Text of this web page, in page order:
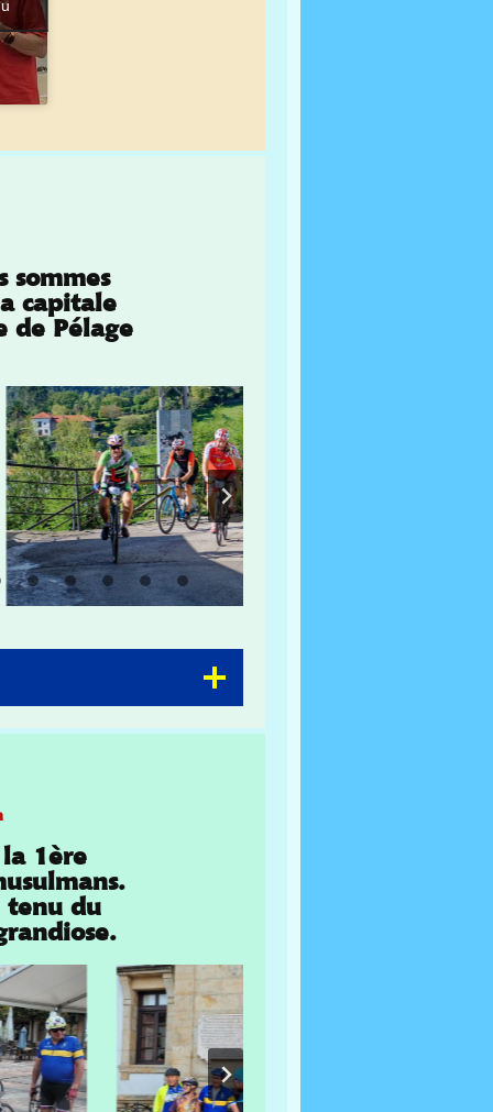
sommes
capitale
de Pélage
1ère
tenu du